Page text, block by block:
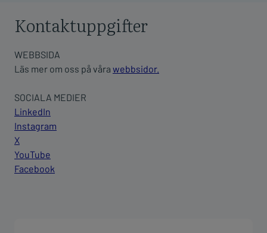
Kontaktuppgifter
WEBBSIDA
Läs mer om oss på våra webbsidor.
SOCIALA MEDIER
LinkedIn
Instagram
X
YouTube
Facebook